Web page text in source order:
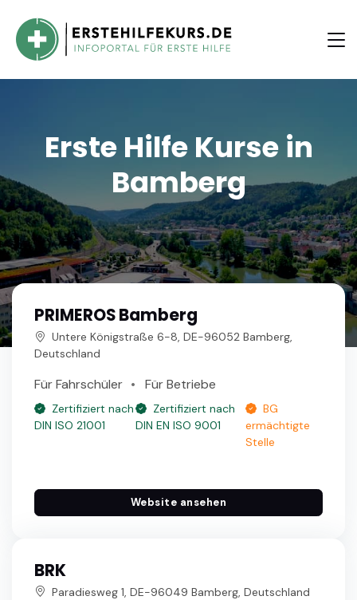
Erste Hilfe Kurse in
Bamberg
PRIMEROS Bamberg
Untere Königstraße 6-8, DE-96052 Bamberg,
Deutschland
Für Fahrschüler Für Betriebe
Zertifiziert nach
DIN ISO 21001
Zertifiziert nach
DIN EN ISO 9001
BG
ermächtigte
Stelle
Website ansehen
BRK
Paradiesweg 1, DE-96049 Bamberg, Deutschland